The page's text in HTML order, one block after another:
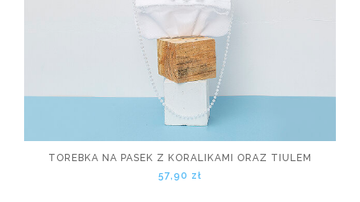
TOREBKA NA PASEK Z KORALIKAMI ORAZ TIULEM
57,90 zł